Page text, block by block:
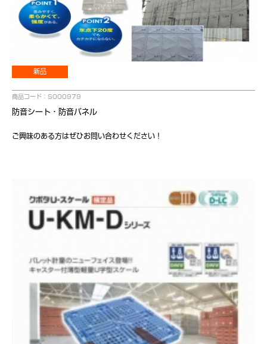
新品
商品コード：S000979
防音シート・防音パネル
ご興味のある方はぜひお問い合わせください！